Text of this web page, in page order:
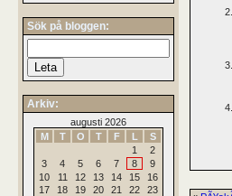
Sök på bloggen:
Arkiv:
augusti 2026
M
T O T F L
S
1
2
3
4 5 6 7 8
9
10
11 12 13 14 15
16
17
18 19 20 21 22 23